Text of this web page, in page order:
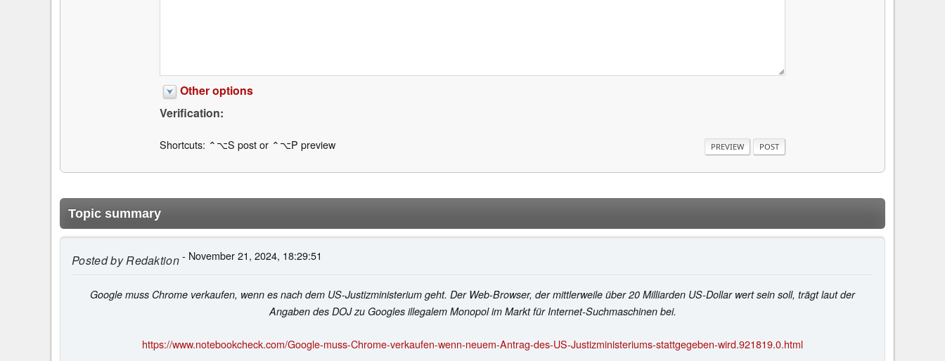
Other options
Verification:
Shortcuts: ⌃⌥S post or ⌃⌥P preview
Topic summary
Posted byRedaktion- November 21, 2024, 18:29:51
Google muss Chrome verkaufen, wenn es nach dem US-Justizministerium geht. Der Web-Browser, der mittlerweile über 20 Milliarden US-Dollar wert sein soll, trägt laut der
Angaben des DOJ zu Googles illegalem Monopol im Markt für Internet-Suchmaschinen bei.
https://www.notebookcheck.com/Google-muss-Chrome-verkaufen-wenn-neuem-Antrag-des-US-Justizministeriums-stattgegeben-wird.921819.0.html